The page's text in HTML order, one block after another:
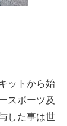
ットから始
スポーツ及
した事は世